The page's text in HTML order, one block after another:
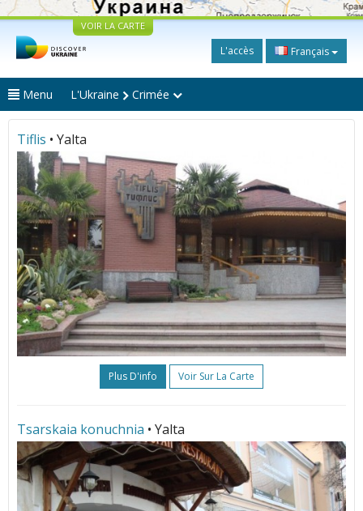
VOIR LA CARTE
L'accès Français
Menu L'Ukraine Crimée
Tiflis • Yalta
Plus D'info Voir Sur La Carte
Tsarskaia konuchnia • Yalta